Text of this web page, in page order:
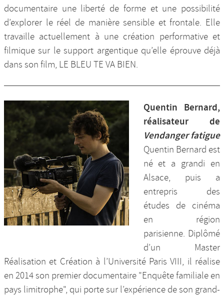
documentaire une liberté de forme et une possibilité
d’explorer le réel de manière sensible et frontale. Elle
travaille actuellement à une création performative et
filmique sur le support argentique qu’elle éprouve déjà
dans son film, LE BLEU TE VA BIEN.
Quentin Bernard,
réalisateur de
Vendanger fatigue
Quentin Bernard est
né et a grandi en
Alsace, puis a
entrepris des
études de cinéma
en région
parisienne. Diplômé
d’un Master
Réalisation et Création à l’Université Paris VIII, il réalise
en 2014 son premier documentaire "Enquête familiale en
pays limitrophe", qui porte sur l’expérience de son grand-